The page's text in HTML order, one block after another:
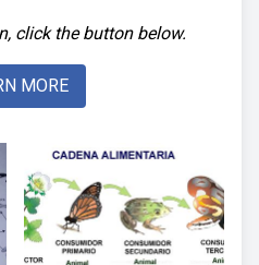
click the button below.
MORE